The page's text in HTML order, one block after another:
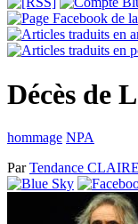
Décès de
hommage NPA
ParTendance CLAIRE